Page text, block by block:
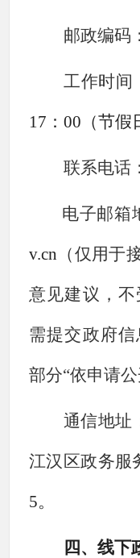
邮政编码：
工作时间
17：00（节假
联系电话：
电子邮箱
v.cn （仅用于
意见建议，
需提交政府
部分“依申请公
通信地址
江汉区政务服
5。
四、线下